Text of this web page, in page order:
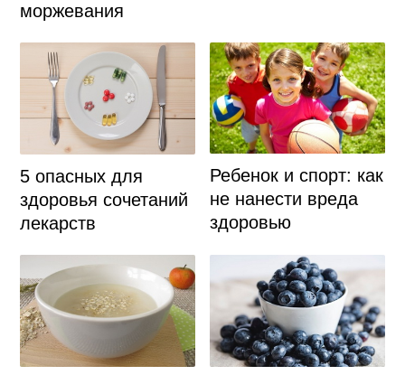
моржевания
5 опасных для
здоровья сочетаний
лекарств
Ребенок и спорт: как
не нанести вреда
здоровью